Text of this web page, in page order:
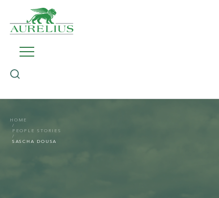
HOME
PEOPLE STORIES
SASCHA DOUSA